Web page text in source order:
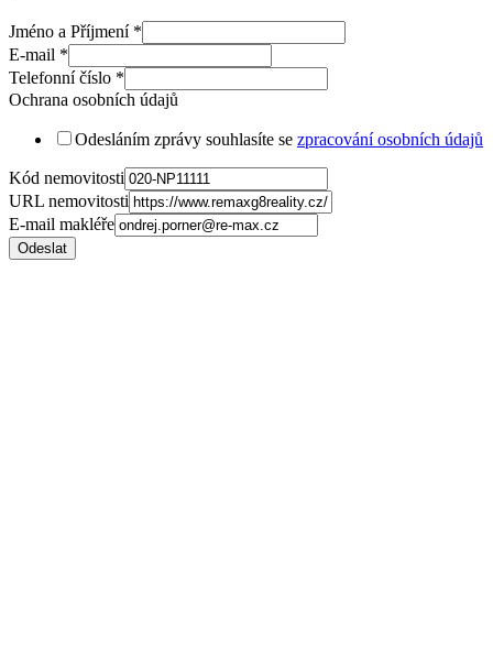
Jméno a Příjmení *
E-mail *
Telefonní číslo *
Ochrana osobních údajů
Odesláním zprávy souhlasíte se zpracování osobních údajů
Kód nemovitosti
URL nemovitosti
E-mail makléře
Odeslat